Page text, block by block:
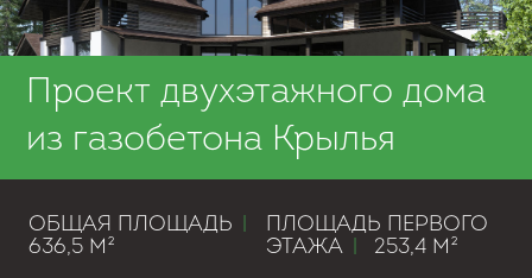
Проект двухэтажного дома
из газобетона Крылья
ОБЩАЯ ПЛОЩАДЬ
636,5 М²
ПЛОЩАДЬ ПЕРВОГО
ЭТАЖА
253,4 М²